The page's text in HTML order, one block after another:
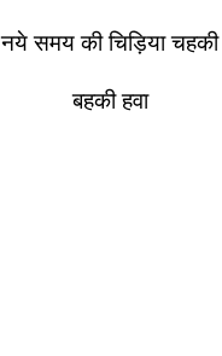
नये समय की चिड़िया चहकी
बहकी हवा